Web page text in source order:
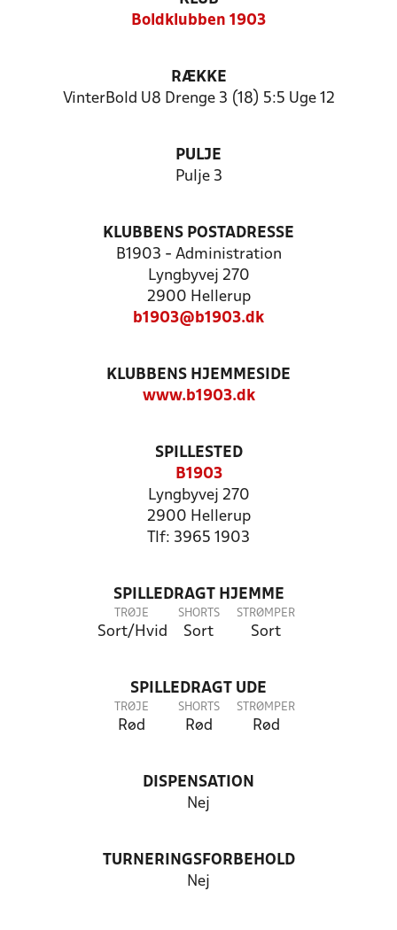
Boldklubben 1903
RÆKKE
VinterBold U8 Drenge 3 (18) 5:5 Uge 12
PULJE
Pulje 3
KLUBBENS POSTADRESSE
B1903 - Administration
Lyngbyvej 270
2900 Hellerup
b1903@b1903.dk
KLUBBENS HJEMMESIDE
www.b1903.dk
SPILLESTED
B1903
Lyngbyvej 270
2900 Hellerup
Tlf: 3965 1903
SPILLEDRAGT HJEMME
TRØJE
Sort/Hvid
SHORTS
Sort
STRØMPER
Sort
SPILLEDRAGT UDE
TRØJE
Rød
SHORTS
Rød
STRØMPER
Rød
DISPENSATION
Nej
TURNERINGSFORBEHOLD
Nej